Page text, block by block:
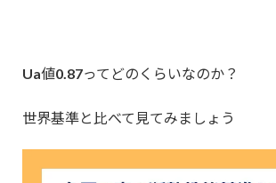
Ua値0.87ってどのくらいなのか？
世界基準と比べて見てみましょう